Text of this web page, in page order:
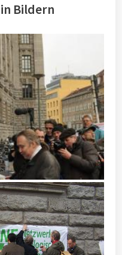
in Bildern